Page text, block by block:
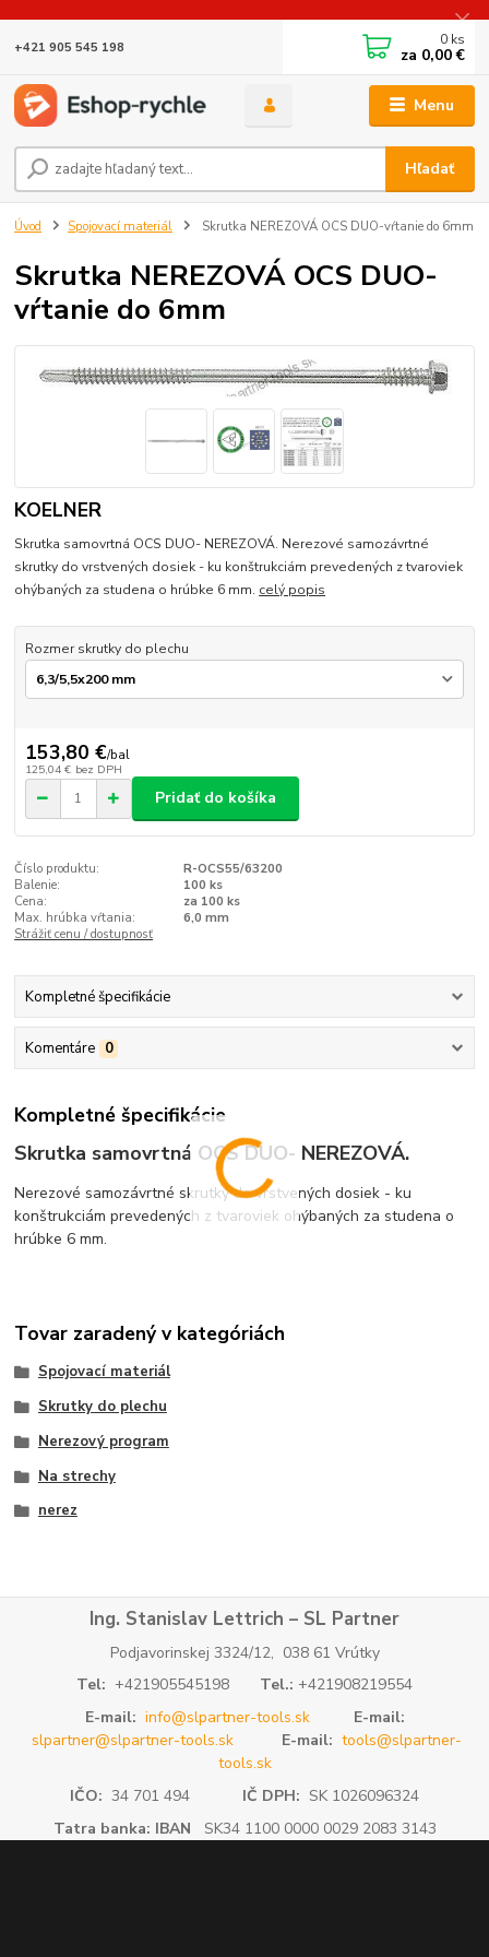
Menu
Hľadať
+421 905 545 198 0 ks
za 0,00 €
Úvod Spojovací materiál Skrutka NEREZOVÁ OCS DUO-vŕtanie do 6mm
Skrutka NEREZOVÁ OCS DUO-
vŕtanie do 6mm
KOELNER
Skrutka samovrtná OCS DUO- NEREZOVÁ. Nerezové samozávrtné
skrutky do vrstvených dosiek - ku konštrukciám prevedených z tvaroviek
ohýbaných za studena o hrúbke 6 mm. celý popis
Rozmer skrutky do plechu
153,80 €/bal
125,04 € bez DPH
Pridať do košíka
Číslo produktu:
R-OCS55/63200
Balenie:
100 ks
Cena:
za 100 ks
Max. hrúbka vŕtania:
6,0 mm
Strážiť cenu / dostupnosť
Kompletné špecifikácie
Komentáre 0
Kompletné špecifikácie
Skrutka samovrtná OCS DUO- NEREZOVÁ.
Nerezové samozávrtné skrutky do vrstvených dosiek - ku
konštrukciám prevedených z tvaroviek ohýbaných za studena o
hrúbke 6 mm.
Tovar zaradený v kategóriách
Spojovací materiál
Skrutky do plechu
Nerezový program
Na strechy
nerez
Ing. Stanislav Lettrich – SL Partner
Podjavorinskej 3324/12, 038 61 Vrútky
Tel: +421905545198 Tel.: +421908219554
E-mail: info@slpartner-tools.sk
E-mail:
slpartner@slpartner-tools.sk
E-mail: tools@slpartner-
tools.sk
IČO: 34 701 494 IČ DPH: SK 1026096324
Tatra banka: IBAN SK34 1100 0000 0029 2083 3143